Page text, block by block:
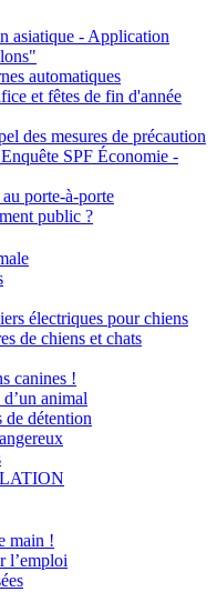
asiatique - Application
automatiques
et fêtes de fin d'année
des mesures de précaution
SPF Économie -
porte-à-porte
public ?
électriques pour chiens
de chiens et chats
canines !
animal
de détention
main !
l’emploi